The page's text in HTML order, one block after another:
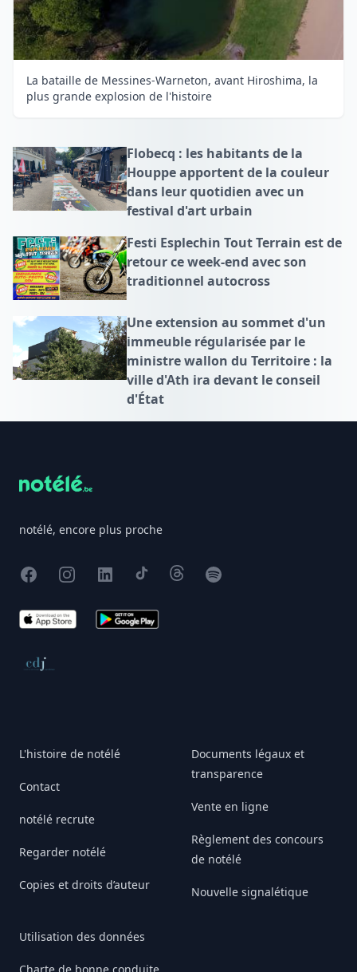
La bataille de Messines-Warneton, avant Hiroshima, la
plus grande explosion de l'histoire
Flobecq : les habitants de la
Houppe apportent de la couleur
dans leur quotidien avec un
festival d'art urbain
Festi Esplechin Tout Terrain est de
retour ce week-end avec son
traditionnel autocross
Une extension au sommet d'un
immeuble régularisée par le
ministre wallon du Territoire : la
ville d'Ath ira devant le conseil
d'État
notélé, encore plus proche
FacebookInstagram
X TikTokThreadsSpotify
App Store Google Play
Conseil de déontologie journalistique
L'histoire de notélé
Contact
notélé recrute
Regarder notélé
Copies et droits d’auteur
Utilisation des données
Documents légaux et
transparence
Vente en ligne
Règlement des concours
de notélé
Nouvelle signalétique